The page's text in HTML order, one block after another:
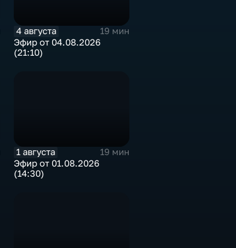
4 августа
19 мин
Эфир от 04.08.2026
(21:10)
1 августа
19 мин
Эфир от 01.08.2026
(14:30)